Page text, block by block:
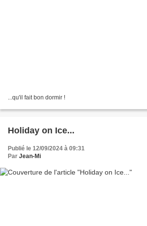
...qu'il fait bon dormir !
Holiday on Ice...
Publié le 12/09/2024 à 09:31
Par Jean-Mi